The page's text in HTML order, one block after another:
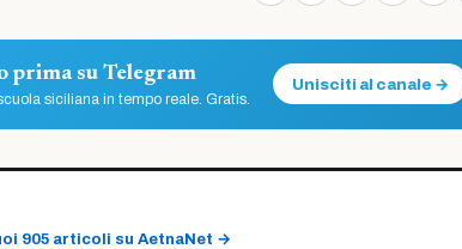
prima su Telegram
siciliana in tempo reale. Gratis.
Unisciti al canale →
905 articoli su AetnaNet →